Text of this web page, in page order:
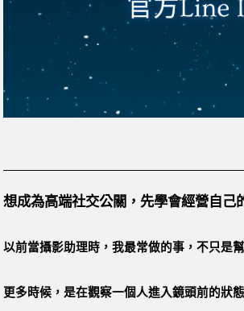
想成為高端社交公關，先學會經營自己
以前當攝影助理時，我最常做的事，不只是
更多時候，是在觀察一個人進入鏡頭前的狀態